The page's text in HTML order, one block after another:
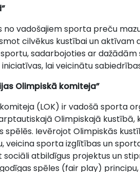
no vadošajiem sporta preču
cilvēkus kustībai un aktīvam
sadarbojoties ar
lai veicinātu
Olimpiskā komiteja”
(LOK) ir vadošā sporta
Olimpiskajā kustībā,
spēlēs. Ievērojot Olimpiskās
veicina sporta izglītības un
sociāli atbildīgus projektus un
spēles (fair play)